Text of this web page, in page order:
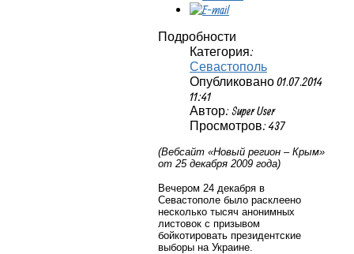
Подробности
Категория:
Севастополь
Опубликовано 01.07.2014
11:41
Автор: Super User
Просмотров: 437
(Вебсайт «Новый регион – Крым»
от 25 декабря 2009 года)
Вечером 24 декабря в
Севастополе было расклеено
несколько тысяч анонимных
листовок с призывом
бойкотировать президентские
выборы на Украине.